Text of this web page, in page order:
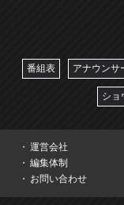
番組表 アナウンサ
ショ
運営会社
編集体制
お問い合わせ